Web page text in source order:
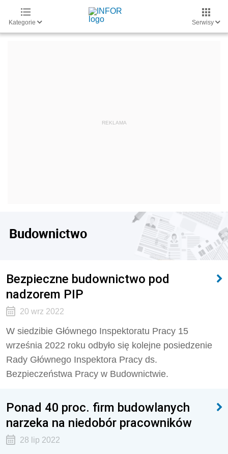
Kategorie Serwisy
Budownictwo
Bezpieczne budownictwo pod
nadzorem PIP
20 wrz 2022
W siedzibie Głównego Inspektoratu Pracy 15
września 2022 roku odbyło się kolejne posiedzenie
Rady Głównego Inspektora Pracy ds.
Bezpieczeństwa Pracy w Budownictwie.
Ponad 40 proc. firm budowlanych
narzeka na niedobór pracowników
28 lip 2022